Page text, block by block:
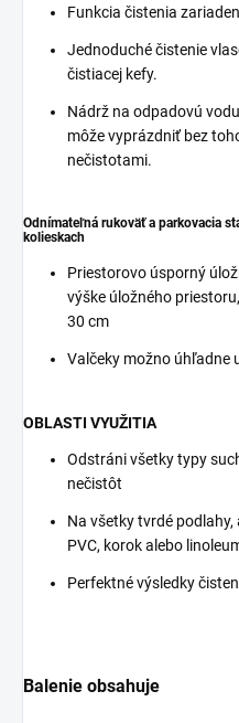
Funkcia čistenia
Jednoduché čistenie
čistiacej kefy.
Nádrž na odpadovú
môže vyprázdniť bez
nečistotami.
Odnímateľná rukoväť a parkovacia
kolieskach
Priestorovo úsporný
výške úložného
30 cm
Valčeky možno úhľadne
OBLASTI VYUŽITIA
Odstráni všetky typy
nečistôt
Na všetky tvrdé
PVC, korok alebo
Perfektné výsledky
Balenie obsahuje